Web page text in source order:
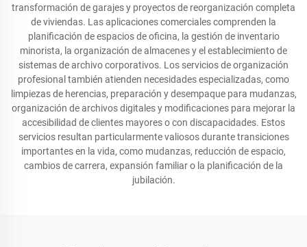
transformación de garajes y proyectos de reorganización completa
de viviendas. Las aplicaciones comerciales comprenden la
planificación de espacios de oficina, la gestión de inventario
minorista, la organización de almacenes y el establecimiento de
sistemas de archivo corporativos. Los servicios de organización
profesional también atienden necesidades especializadas, como
limpiezas de herencias, preparación y desempaque para mudanzas,
organización de archivos digitales y modificaciones para mejorar la
accesibilidad de clientes mayores o con discapacidades. Estos
servicios resultan particularmente valiosos durante transiciones
importantes en la vida, como mudanzas, reducción de espacio,
cambios de carrera, expansión familiar o la planificación de la
jubilación.